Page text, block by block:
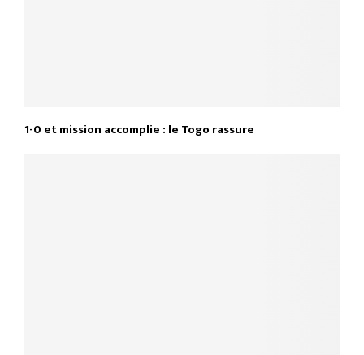
1-0 et mission accomplie : le Togo rassure